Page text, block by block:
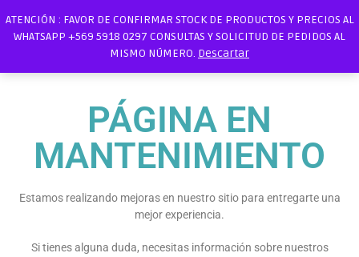
ATENCIÓN : FAVOR DE CONFIRMAR STOCK DE PRODUCTOS Y PRECIOS AL
WHATSAPP +569 5918 0297 CONSULTAS Y SOLICITUD DE PEDIDOS AL
MISMO NÚMERO. Descartar
PÁGINA EN
MANTENIMIENTO
Estamos realizando mejoras en nuestro sitio para entregarte una
mejor experiencia.
Si tienes alguna duda, necesitas información sobre nuestros